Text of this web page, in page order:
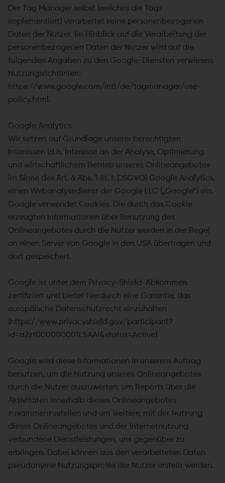
Der Tag Manager selbst (welches die Tags
implementiert) verarbeitet keine personenbezogenen
Daten der Nutzer. Im Hinblick auf die Verarbeitung der
personenbezogenen Daten der Nutzer wird auf die
folgenden Angaben zu den Google-Diensten verwiesen.
Nutzungsrichtlinien:
https://www.google.com/intl/de/tagmanager/use-
policy.html.
Google Analytics
Wir setzen auf Grundlage unserer berechtigten
Interessen (d.h. Interesse an der Analyse, Optimierung
und wirtschaftlichem Betrieb unseres Onlineangebotes
im Sinne des Art. 6 Abs. 1 lit. f. DSGVO) Google Analytics,
einen Webanalysedienst der Google LLC („Google“) ein.
Google verwendet Cookies. Die durch das Cookie
erzeugten Informationen über Benutzung des
Onlineangebotes durch die Nutzer werden in der Regel
an einen Server von Google in den USA übertragen und
dort gespeichert.
Google ist unter dem Privacy-Shield-Abkommen
zertifiziert und bietet hierdurch eine Garantie, das
europäische Datenschutzrecht einzuhalten
(https://www.privacyshield.gov/participant?
id=a2zt000000001L5AAI&status=Active).
Google wird diese Informationen in unserem Auftrag
benutzen, um die Nutzung unseres Onlineangebotes
durch die Nutzer auszuwerten, um Reports über die
Aktivitäten innerhalb dieses Onlineangebotes
zusammenzustellen und um weitere, mit der Nutzung
dieses Onlineangebotes und der Internetnutzung
verbundene Dienstleistungen, uns gegenüber zu
erbringen. Dabei können aus den verarbeiteten Daten
pseudonyme Nutzungsprofile der Nutzer erstellt werden.